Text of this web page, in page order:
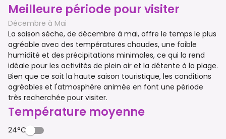
Meilleure période pour visiter
Décembre à Mai
La saison sèche, de décembre à mai, offre le temps le plus
agréable avec des températures chaudes, une faible
humidité et des précipitations minimales, ce qui la rend
idéale pour les activités de plein air et la détente à la plage.
Bien que ce soit la haute saison touristique, les conditions
agréables et l'atmosphère animée en font une période
très recherchée pour visiter.
Température moyenne
24°C